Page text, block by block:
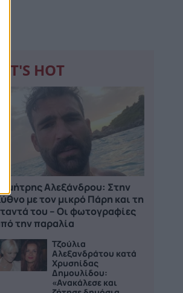
HOT
Δημήτρης Αλεξάνδρου: Στην
με τον μικρό Πάρη και τη
του – Οι φωτογραφίες
την παραλία
Τζούλια
Αλεξανδράτου κατά
Χρυσηίδας
Δημουλίδου:
«Ανακάλεσε και